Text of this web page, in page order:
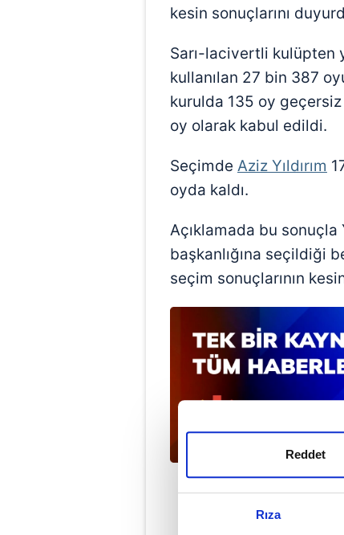
Rıza
Reddet
kesin sonuçlarını
Sarı-lacivertli kulüpten
kullanılan 27 bin 387
kurulda 135 oy geçersiz
oy olarak kabul edildi.
Seçimde Aziz Yıldırım
oyda kaldı.
Açıklamada bu sonuçla
başkanlığına seçildiği
seçim sonuçlarının